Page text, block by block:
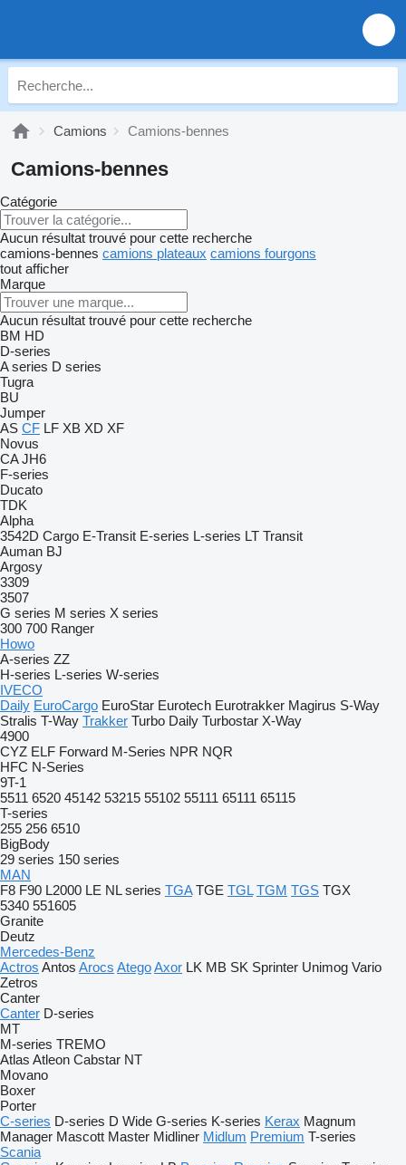
Camions Camions-bennes
Camions-bennes
Catégorie
Aucun résultat trouvé pour cette recherche
camions-bennes camions plateaux camions fourgons
tout afficher
Marque
Aucun résultat trouvé pour cette recherche
BM HD
D-series
A series D series
Tugra
BU
Jumper
AS CF LF XB XD XF
Novus
CA JH6
F-series
Ducato
TDK
Alpha
3542D Cargo E-Transit E-series L-series LT Transit
Auman BJ
Argosy
3309
3507
G series M series X series
300 700 Ranger
Howo
A-series ZZ
H-series L-series W-series
IVECO
Daily EuroCargo EuroStar Eurotech Eurotrakker Magirus S-Way
Stralis T-Way Trakker Turbo Daily Turbostar X-Way
4900
CYZ ELF Forward M-Series NPR NQR
HFC N-Series
9T-1
5511 6520 45142 53215 55102 55111 65111 65115
T-series
255 256 6510
BigBody
29 series 150 series
MAN
F8 F90 L2000 LE NL series TGA TGE TGL TGM TGS TGX
5340 551605
Granite
Deutz
Mercedes-Benz
Actros Antos Arocs AtegoAxor LK MB SK Sprinter Unimog Vario
Zetros
Canter
Canter D-series
MT
M-series TREMO
Atlas Atleon Cabstar NT
Movano
Boxer
Porter
C-series D-series D Wide G-series K-series Kerax Magnum
Manager Mascott Master Midliner Midlum Premium T-series
Scania